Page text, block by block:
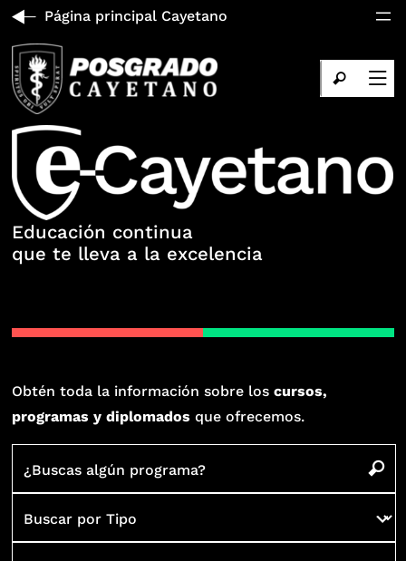
Página principal Cayetano
Educación continua
que te lleva a la excelencia
Obtén toda la información sobre loscursos,
programas y diplomados que ofrecemos.
¿Buscas algún programa?
Buscar por Tipo